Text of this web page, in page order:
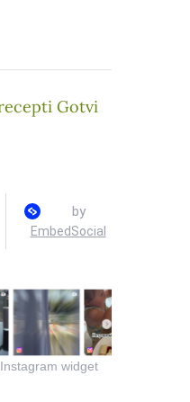
Instagram widget